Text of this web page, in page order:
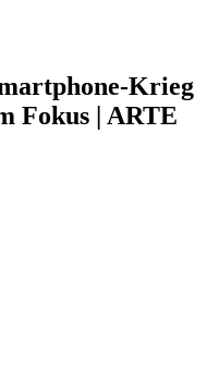
Krieg
Fokus | ARTE